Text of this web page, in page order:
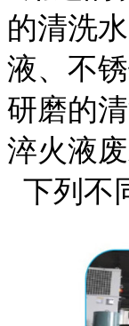
的清洗
液、不
研磨的清
淬火液废
下列不